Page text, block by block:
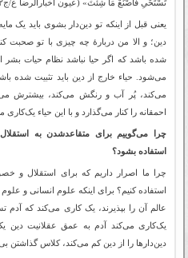
تَسْتَحْیِ فَاصْنَعْ مَا شِئْتَ» (عیون اخبارالرضا ع/ج۲/ص۵۶)
یعنی قبل از اینکه تو دین‌دار بشوی باید یک
دین؛ و الا من دربارۀ چه چیزی با تو صحبت
شده باشد که اگر حیا نباشد نظام حیات بشر
می‌شود. حیاء خارج از دین باید تثبیت شده
می‌کند، پُر آب و رنگش می‌کند، بیشترش
احمقانه را کنار می‌گذارد و با این حیاء
چرا می‌گوییم برای متقاعدشدن به
استفاده بشود؟
چرا ما اصرار داریم که برای استقلال و
استفاده کنیم؟ برای اینکه علوم انسانی و
عالم آن را بپذیرند، یک کاری می‌کند که آدم
یک‌کاری می‌کند آدم به عمق عقلانیت دین
دین‌دارها را از دین کم می‌کند، کلاس گذاشتن